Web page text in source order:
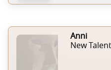
Anni
New